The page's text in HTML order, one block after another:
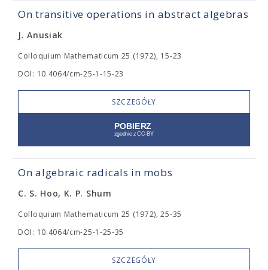
On transitive operations in abstract algebras
J. Anusiak
Colloquium Mathematicum 25 (1972), 15-23
DOI: 10.4064/cm-25-1-15-23
SZCZEGÓŁY
On algebraic radicals in mobs
C. S. Hoo, K. P. Shum
Colloquium Mathematicum 25 (1972), 25-35
DOI: 10.4064/cm-25-1-25-35
SZCZEGÓŁY